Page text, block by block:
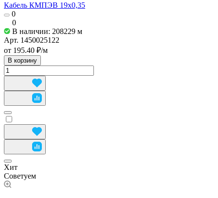
Кабель КМПЭВ 19х0,35
0
0
В наличии: 208229 м
Арт. 1450025122
от 195.40 ₽/м
В корзину
Хит
Советуем